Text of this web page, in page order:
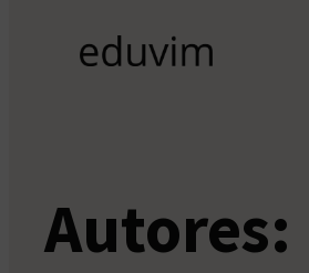
Autores: